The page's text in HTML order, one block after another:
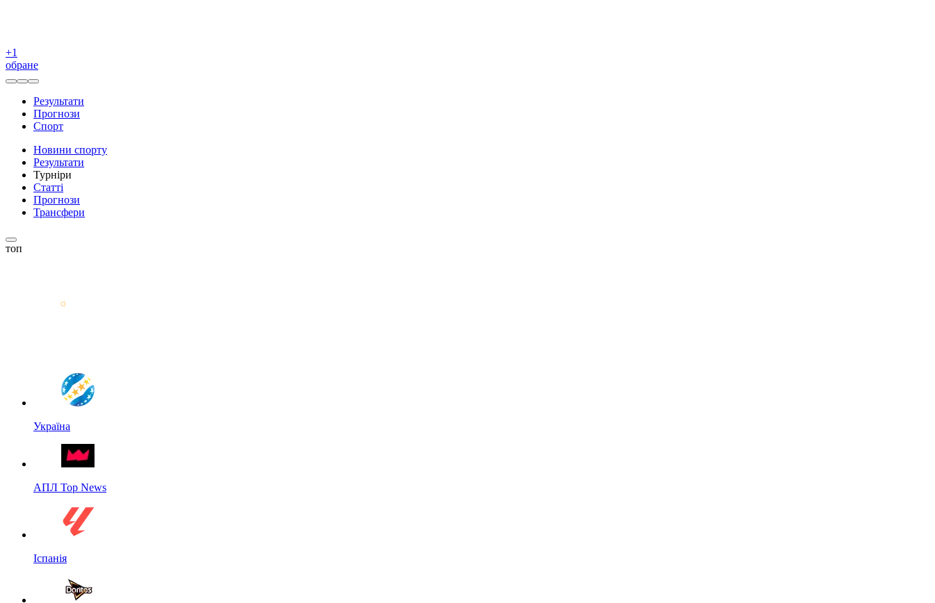
+1
обране
Результати
Прогнози
Спорт
Новини спорту
Результати
Турніри
Статті
Прогнози
Трансфери
топ
Україна
АПЛ Top News
Іспанія